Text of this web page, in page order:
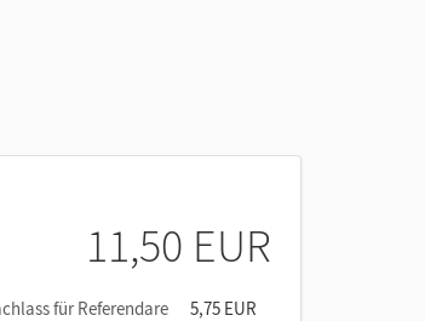
11,50 EUR
für Referendare
5,75 EUR